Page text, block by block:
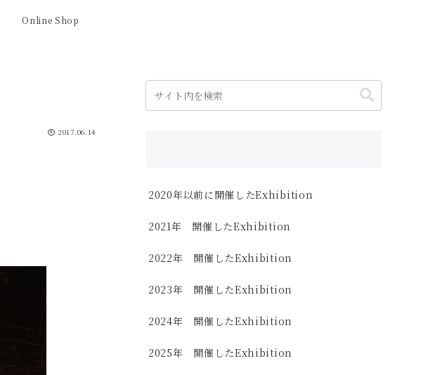
Online Shop
2017.06.14
2020年以前に開催したExhibition
2021年 開催したExhibition
2022年 開催したExhibition
2023年 開催したExhibition
2024年 開催したExhibition
2025年 開催したExhibition